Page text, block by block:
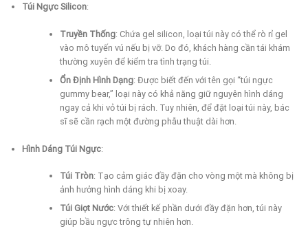
Túi Ngực Silicon:
Truyền Thống: Chứa gel silicon, loại túi này có thể rò rỉ gel
vào mô tuyến vú nếu bị vỡ. Do đó, khách hàng cần tái khám
thường xuyên để kiểm tra tình trạng túi.
Ổn Định Hình Dạng: Được biết đến với tên gọi “túi ngực
gummy bear,” loại này có khả năng giữ nguyên hình dáng
ngay cả khi vỏ túi bị rách. Tuy nhiên, để đặt loại túi này, bác
sĩ sẽ cần rạch một đường phẫu thuật dài hơn.
Hình Dáng Túi Ngực:
Túi Tròn: Tạo cảm giác đầy đặn cho vòng một mà không bị
ảnh hưởng hình dáng khi bị xoay.
Túi Giọt Nước: Với thiết kế phần dưới đầy đặn hơn, túi này
giúp bầu ngực trông tự nhiên hơn.